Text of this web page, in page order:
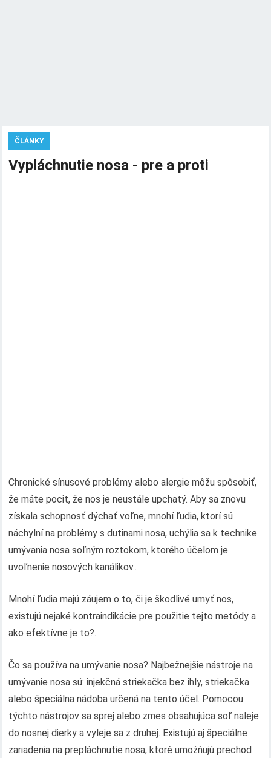
ČLÁNKY
Vypláchnutie nosa - pre a proti
Chronické sínusové problémy alebo alergie môžu spôsobiť,
že máte pocit, že nos je neustále upchatý. Aby sa znovu
získala schopnosť dýchať voľne, mnohí ľudia, ktorí sú
náchylní na problémy s dutinami nosa, uchýlia sa k technike
umývania nosa soľným roztokom, ktorého účelom je
uvoľnenie nosových kanálikov..
Mnohí ľudia majú záujem o to, či je škodlivé umyť nos,
existujú nejaké kontraindikácie pre použitie tejto metódy a
ako efektívne je to?.
Čo sa používa na umývanie nosa? Najbežnejšie nástroje na
umývanie nosa sú: injekčná striekačka bez ihly, striekačka
alebo špeciálna nádoba určená na tento účel. Pomocou
týchto nástrojov sa sprej alebo zmes obsahujúca soľ naleje
do nosnej dierky a vyleje sa z druhej. Existujú aj špeciálne
zariadenia na prepláchnutie nosa, ktoré umožňujú prechod